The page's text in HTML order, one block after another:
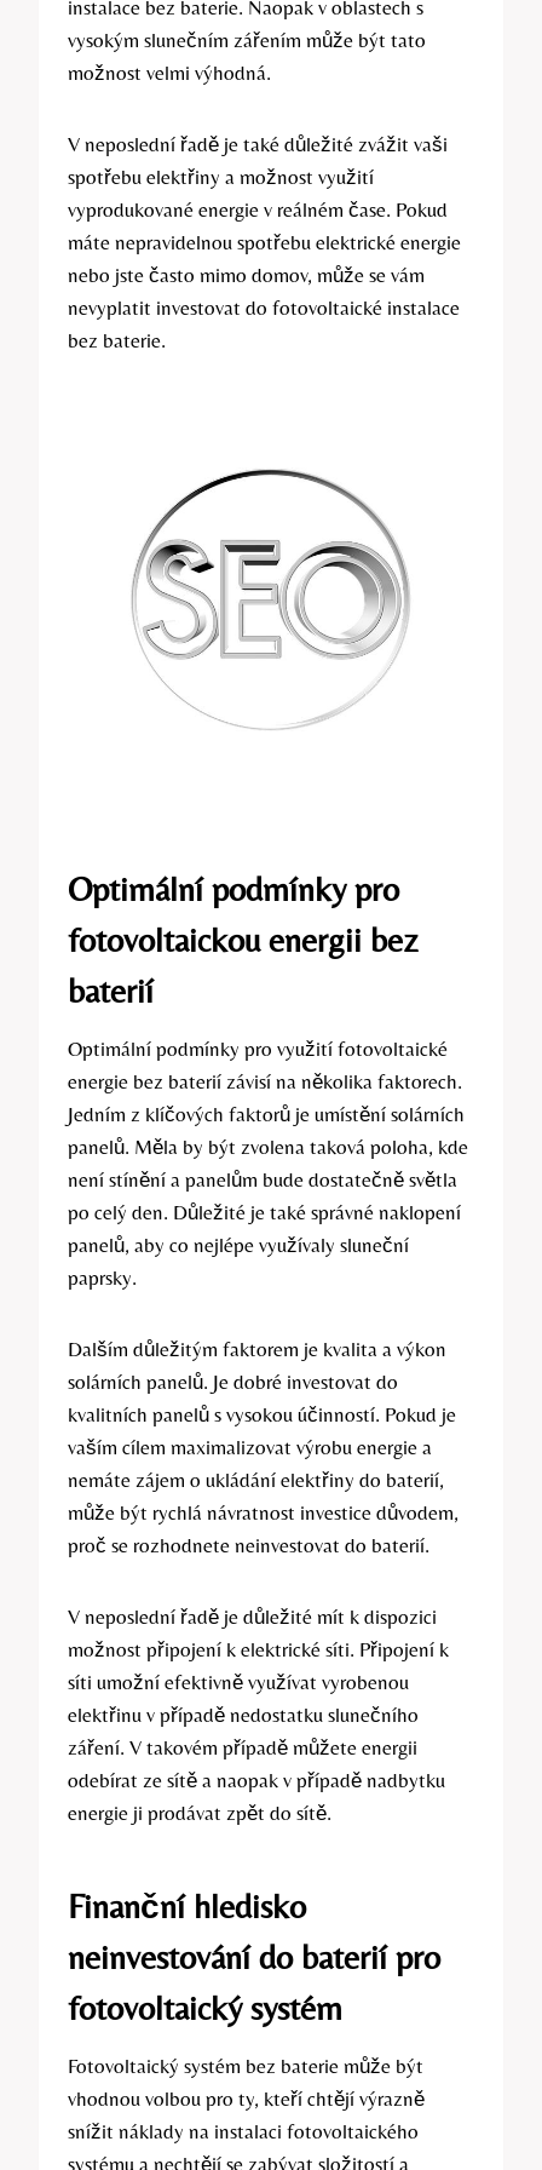
instalace bez baterie. Naopak v oblastech s
vysokým slunečním zářením může být tato
možnost velmi výhodná.
V neposlední řadě je také důležité zvážit vaši
spotřebu elektřiny a možnost využití
vyprodukované energie v reálném čase. Pokud
máte nepravidelnou spotřebu elektrické energie
nebo jste často mimo domov, může se vám
nevyplatit investovat do fotovoltaické instalace
bez baterie.
Optimální podmínky pro
fotovoltaickou energii bez
baterií
Optimální podmínky pro využití fotovoltaické
energie bez baterií závisí na několika faktorech.
Jedním z klíčových faktorů je umístění solárních
panelů. Měla by být zvolena taková poloha, kde
není stínění a panelům bude dostatečně světla
po celý den. Důležité je také správné naklopení
panelů, aby co nejlépe využívaly sluneční
paprsky.
Dalším důležitým faktorem je kvalita a výkon
solárních panelů. Je dobré investovat do
kvalitních panelů s vysokou účinností. Pokud je
vaším cílem maximalizovat výrobu energie a
nemáte zájem o ukládání elektřiny do baterií,
může být rychlá návratnost investice důvodem,
proč se rozhodnete neinvestovat do baterií.
V neposlední řadě je důležité mít k dispozici
možnost připojení k elektrické síti. Připojení k
síti umožní efektivně využívat vyrobenou
elektřinu v případě nedostatku slunečního
záření. V takovém případě můžete energii
odebírat ze sítě a naopak v případě nadbytku
energie ji prodávat zpět do sítě.
Finanční hledisko
neinvestování do baterií pro
fotovoltaický systém
Fotovoltaický systém bez baterie může být
vhodnou volbou pro ty, kteří chtějí výrazně
snížit náklady na instalaci fotovoltaického
systému a nechtějí se zabývat složitostí a